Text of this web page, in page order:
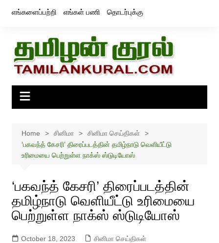
எங்களைப்பற்றி எங்கள் பணி தொடர்புக்கு
Home சினிமா
சினிமா செய்திகள்
‘பகவந்த் கேசரி’ திரைப்படத்தின் தமிழ்நாடு வெளியீட்டு
உரிமையை பெற்றுள்ள நாக்ஸ் ஸ்டுடியோஸ்
‘பகவந்த் கேசரி’ திரைப்படத்தின்
தமிழ்நாடு வெளியீட்டு உரிமையை
பெற்றுள்ள நாக்ஸ் ஸ்டுடியோஸ்
October 18, 2023 சினிமா செய்திகள்